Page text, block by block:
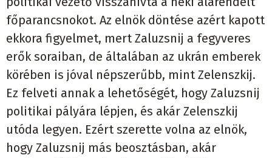
főparancsnokot. Az elnök döntése azért kapott
ekkora figyelmet, mert Zaluzsnij a fegyveres
erők soraiban, de általában az ukrán emberek
körében is jóval népszerűbb, mint Zelenszkij.
Ez felveti annak a lehetőségét, hogy Zaluzsnij
politikai pályára lépjen, és akár Zelenszkij
utóda legyen. Ezért szerette volna az elnök,
hogy Zaluzsnij más beosztásban, akár